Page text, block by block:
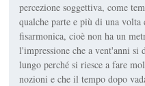
percezione soggettiva, come
qualche parte e più di una
fisarmonica, cioè non ha un
l'impressione che a vent'anni
lungo perché si riesce a fare
nozioni e che il tempo dopo